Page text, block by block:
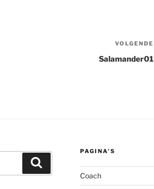
VOLGENDE
Salamander01
PAGINA’S
Coach